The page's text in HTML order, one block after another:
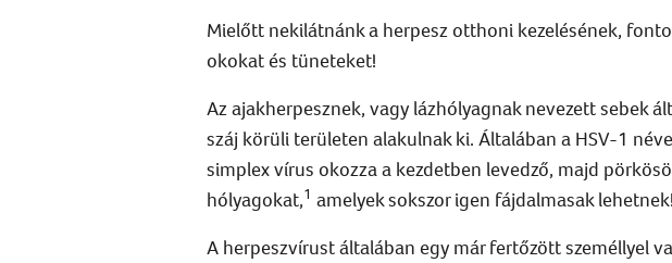
Mielőtt nekilátnánk a herpesz otthoni kezelésének,
okokat és tüneteket!
Az ajakherpesznek, vagy lázhólyagnak nevezett sebek
száj körüli területen alakulnak ki. Általában a HSV-1
simplex vírus okozza a kezdetben levedző, majd
hólyagokat,1 amelyek sokszor igen fájdalmasak lehetnek!
A herpeszvírust általában egy már fertőzött személlyel